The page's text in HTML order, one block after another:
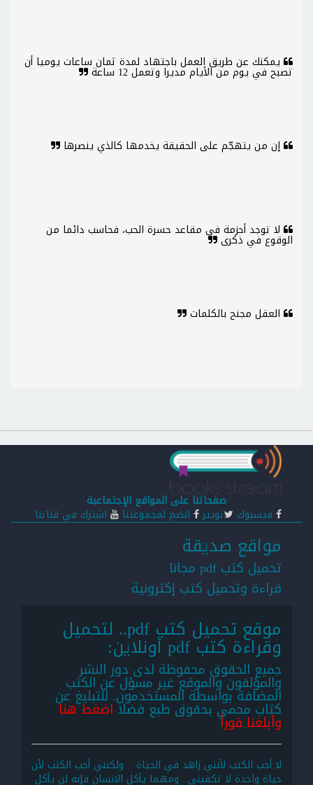
يمكنك عن طريق العمل باجتهاد لمدة ثمان ساعات يوميا أن
تصبح في يوم من الأيام مديرا وتعمل 12 ساعة
إن من يتهجّم على الحقيقة يخدمها كالذي ينصرها
لا توجد أحزمة في مقاعد حسرة الحب، فحاسب دائما من
الوقوع في ذكرى
العقل مجنح بالكلمات
صفحاتنا على المواقع الإجتماعية
فيسبوك تويتر انضم لمجموعتنا اشترك في قناتنا
مواقع صديقة
تحميل كتب pdf مجانا
قراءة وتحميل كتب إكترونية
موقع تحميل كتب pdf.. لتحميل
وقراءة كتب pdf أونلاين:
جميع الحقوق محفوظة لدى دور النشر
والمؤلفون والموقع غير مسؤل عن الكتب
المضافة بواسطة المستخدمون. للتبليغ عن
كتاب محمي بحقوق طبع فضلااضغط هنا
وأبلغنا فوراً
لا أحب الكتب لأنني زاهد في الحياة .. ولكنني أحب الكتب لأن
حياة واحدة لا تكفيني.. ومهما يأكل الانسان فإنه لن يأكل